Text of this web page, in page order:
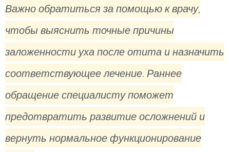
Важно обратиться за помощью к врачу,
чтобы выяснить точные причины
заложенности уха после отита и назначить
соответствующее лечение. Раннее
обращение специалисту поможет
предотвратить развитие осложнений и
вернуть нормальное функционирование